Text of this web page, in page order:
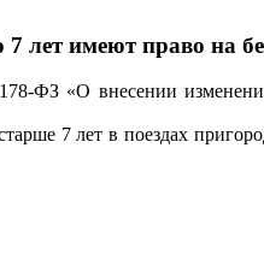
лет имеют право на
ФЗ «О внесении
7 лет в поездах